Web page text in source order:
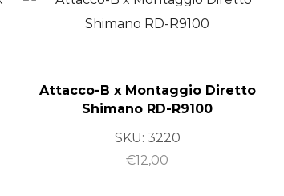
Attacco-B x Montaggio Diretto
Shimano RD-R9100
SKU: 3220
€12,00